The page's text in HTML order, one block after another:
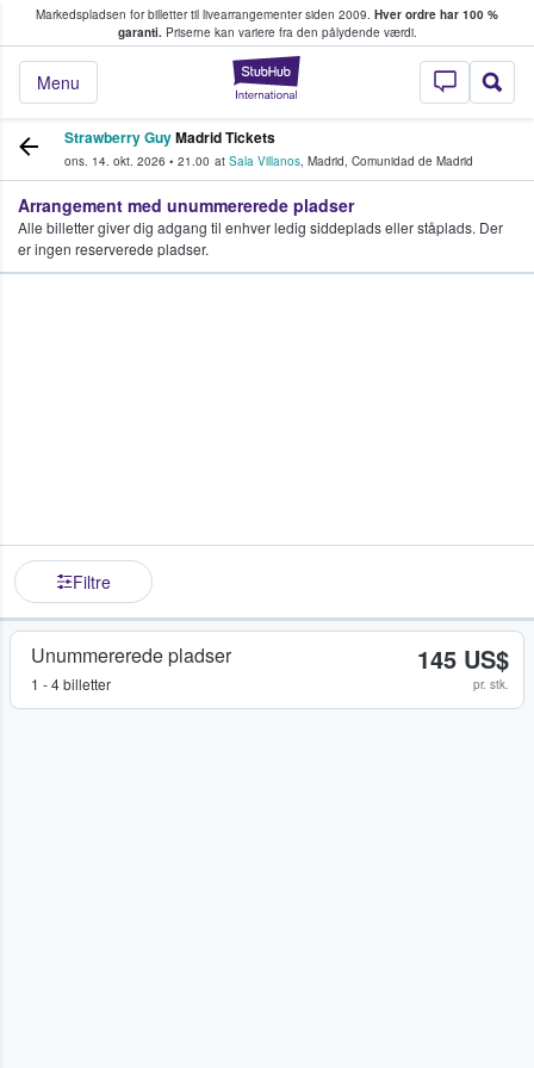
Markedspladsen for billetter til livearrangementer siden 2009. Hver ordre har 100 %
garanti.Priserne kan variere fra den pålydende værdi.
StubHub - Hvor
Menu
køber og sælger billetter
Strawberry GuyMadrid Tickets
ons. 14. okt. 2026 • 21.00 at Sala Villanos, Madrid, Comunidad de Madrid
Arrangement med unummererede pladser
Alle billetter giver dig adgang til enhver ledig siddeplads eller ståplads. Der
er ingen reserverede pladser.
Filtre
Unummererede pladser
1 - 4 billetter
145 US$
pr. stk.